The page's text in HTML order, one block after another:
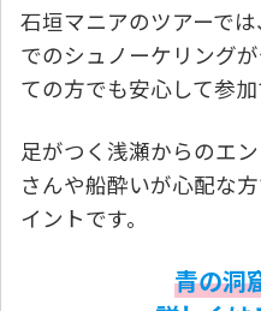
石垣マニアのツアーで
でのシュノーケリング
ての方でも安心して参加
足がつく浅瀬からのエ
さんや船酔いが心配な
イントです。
青の洞